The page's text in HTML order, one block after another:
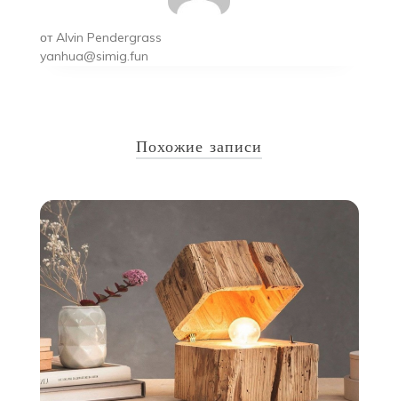
от Alvin Pendergrass
yanhua@simig.fun
Похожие записи